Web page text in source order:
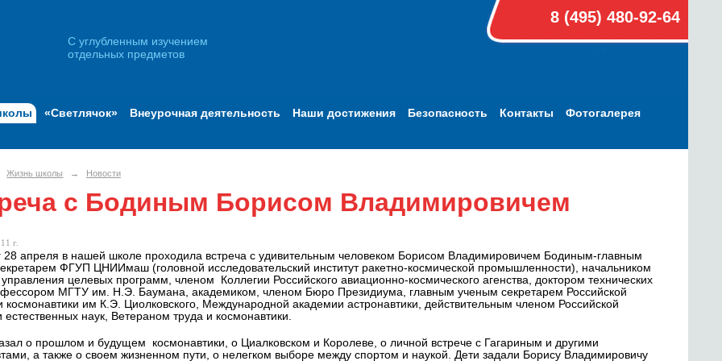
8 (495) 480-92-64
С углубленным изучением
отдельных предметов
«Светлячок» Внеурочная деятельность Наши достижения Безопасность Контакты Фотогалерея
Жизнь школы → Новости
с Бодиным Борисом Владимировичем
г.
28 апреля в нашей школе проходила встреча с удивительным человеком Борисом Владимировичем Бодиным-главным
ФГУП ЦНИИмаш (головной исследовательский институт ракетно-космической промышленности), начальником
управления целевых программ, членом Коллегии Российского авиационно-космического агенства, доктором технических
МГТУ им. Н.Э. Баумана, академиком, членом Бюро Президиума, главным ученым секретарем Российской
космонавтики им К.Э. Циолковского, Международной академии астронавтики, действительным членом Российской
наук, Ветераном труда и космонавтики.
о прошлом и будущем космонавтики, о Циалковском и Королеве, о личной встрече с Гагариным и другими
а также о своем жизненном пути, о нелегком выборе между спортом и наукой. Дети задали Борису Владимировичу